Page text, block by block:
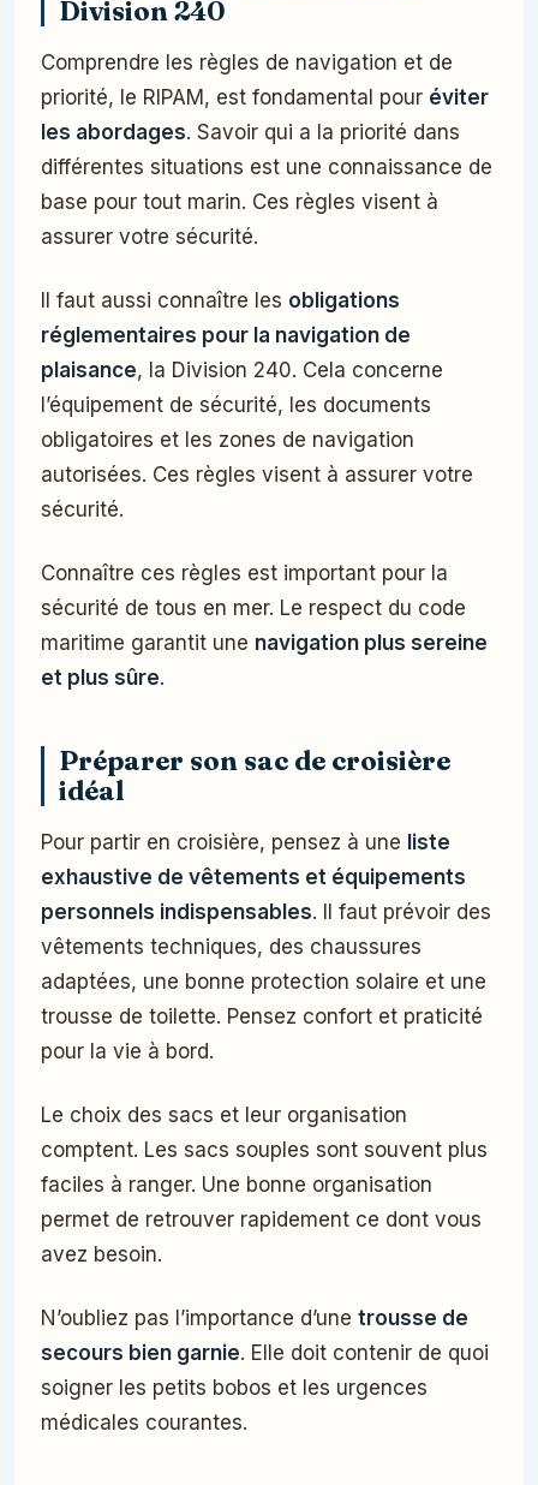
Division 240
Comprendre les règles de navigation et de
priorité, le RIPAM, est fondamental pour éviter
les abordages. Savoir qui a la priorité dans
différentes situations est une connaissance de
base pour tout marin. Ces règles visent à
assurer votre sécurité.
Il faut aussi connaître les obligations
réglementaires pour la navigation de
plaisance, la Division 240. Cela concerne
l’équipement de sécurité, les documents
obligatoires et les zones de navigation
autorisées. Ces règles visent à assurer votre
sécurité.
Connaître ces règles est important pour la
sécurité de tous en mer. Le respect du code
maritime garantit une navigation plus sereine
et plus sûre.
Préparer son sac de croisière
idéal
Pour partir en croisière, pensez à une liste
exhaustive de vêtements et équipements
personnels indispensables. Il faut prévoir des
vêtements techniques, des chaussures
adaptées, une bonne protection solaire et une
trousse de toilette. Pensez confort et praticité
pour la vie à bord.
Le choix des sacs et leur organisation
comptent. Les sacs souples sont souvent plus
faciles à ranger. Une bonne organisation
permet de retrouver rapidement ce dont vous
avez besoin.
N’oubliez pas l’importance d’une trousse de
secours bien garnie. Elle doit contenir de quoi
soigner les petits bobos et les urgences
médicales courantes.